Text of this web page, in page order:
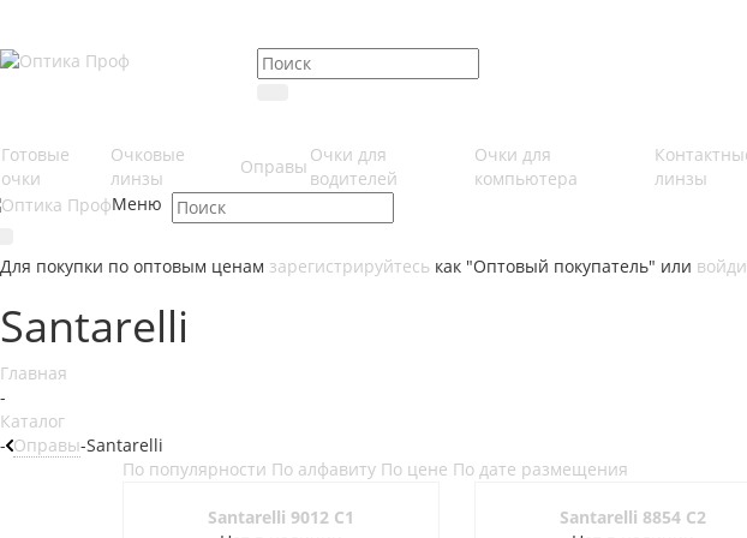
Готовые
очки
Очковые
линзы
Оправы
Очки для
водителей
Очки для
компьютера
линзы
Меню
Для покупки по оптовым ценам зарегистрируйтесь как "Оптовый покупатель" или
Santarelli
Главная
-
Каталог
- Оправы-Santarelli
По популярности По алфавиту По цене По дате размещения
Santarelli 9012 C1
Santarelli 8854 C2